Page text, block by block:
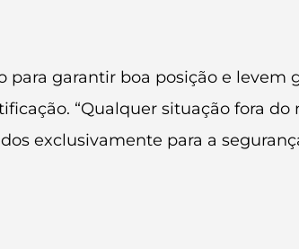
garantir boa posição e levem
“Qualquer situação fora
exclusivamente para a